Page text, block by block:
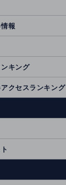
報
キング
クセスランキング